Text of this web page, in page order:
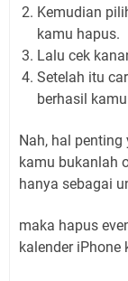
Kemudian
kamu hapus.
Lalu cek
Setelah itu
berhasil
Nah, hal
kamu bukanlah
hanya sebagai
maka hapus
kalender iPhone